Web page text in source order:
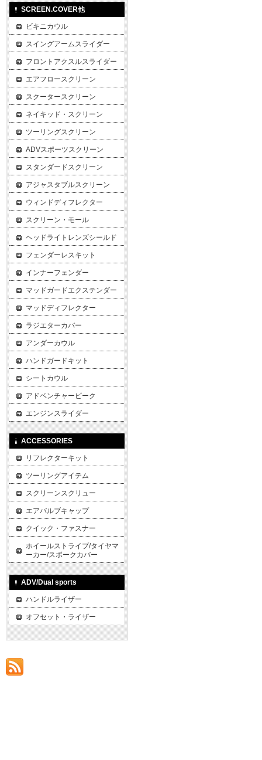
SCREEN.COVER他
ビキニカウル
スイングアームスライダー
フロントアクスルスライダー
エアフロースクリーン
スクータースクリーン
ネイキッド・スクリーン
ツーリングスクリーン
ADVスポーツスクリーン
スタンダードスクリーン
アジャスタブルスクリーン
ウィンドディフレクター
スクリーン・モール
ヘッドライトレンズシールド
フェンダーレスキット
インナーフェンダー
マッドガードエクステンダー
マッドディフレクター
ラジエターカバー
アンダーカウル
ハンドガードキット
シートカウル
アドベンチャービーク
エンジンスライダー
ACCESSORIES
リフレクターキット
ツーリングアイテム
スクリーンスクリュー
エアバルブキャップ
クイック・ファスナー
ホイールストライプ/タイヤマ
ーカー/スポークカバー
ADV/Dual sports
ハンドルライザー
オフセット・ライザー